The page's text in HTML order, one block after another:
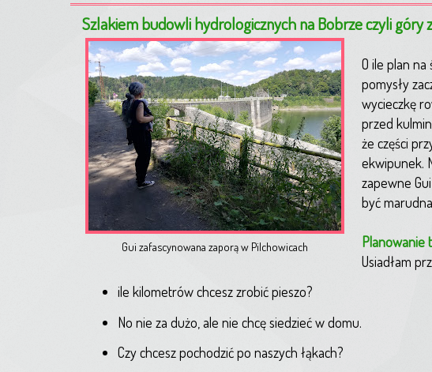
Szlakiem budowli hydrologicznych na Bobrze czyli góry
Gui zafascynowana zaporą w Pilchowicach
O ile plan
pomysły
wycieczkę
przed
że części
ekwipunek.
zapewne
być
Planowanie
Usiadłam
ile kilometrów chcesz zrobić pieszo?
No nie za dużo, ale nie chcę siedzieć w domu.
Czy chcesz pochodzić po naszych łąkach?